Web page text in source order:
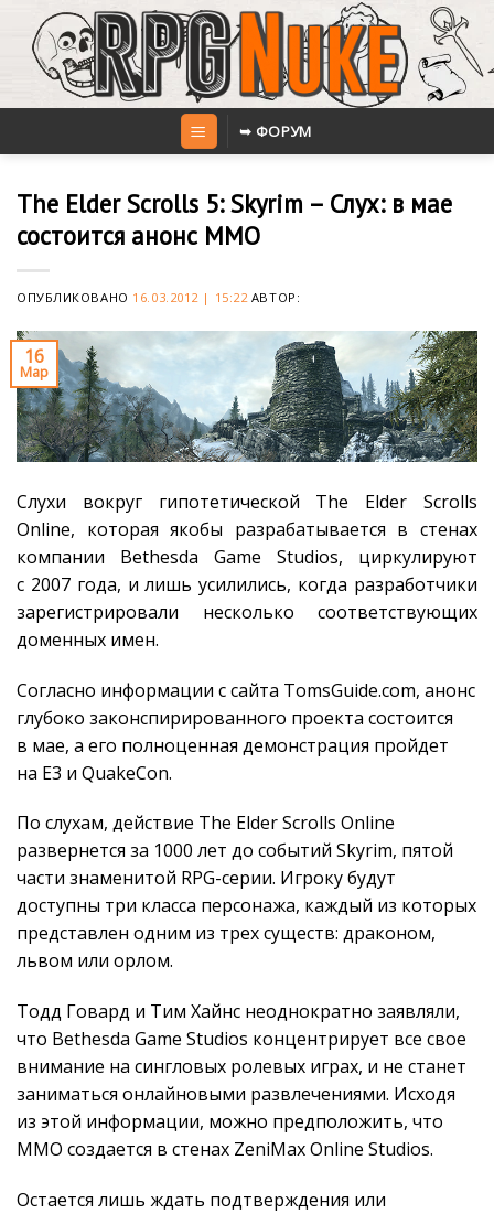
content
➥ ФОРУМ
The Elder Scrolls 5: Skyrim – Слух: в мае
состоится анонс MMO
ОПУБЛИКОВАНО 16.03.2012 | 15:22АВТОР:
16
Мар
Слухи вокруг гипотетической The Elder Scrolls
Online, которая якобы разрабатывается в стенах
компании Bethesda Game Studios, циркулируют
с 2007 года, и лишь усилились, когда разработчики
зарегистрировали несколько соответствующих
доменных имен.
Согласно информации с сайта TomsGuide.com, анонс
глубоко законспирированного проекта состоится
в мае, а его полноценная демонстрация пройдет
на E3 и QuakeCon.
По слухам, действие The Elder Scrolls Online
развернется за 1000 лет до событий Skyrim, пятой
части знаменитой RPG-серии. Игроку будут
доступны три класса персонажа, каждый из которых
представлен одним из трех существ: драконом,
львом или орлом.
Тодд Говард и Тим Хайнс неоднократно заявляли,
что Bethesda Game Studios концентрирует все свое
внимание на сингловых ролевых играх, и не станет
заниматься онлайновыми развлечениями. Исходя
из этой информации, можно предположить, что
MMO создается в стенах ZeniMax Online Studios.
Остается лишь ждать подтверждения или